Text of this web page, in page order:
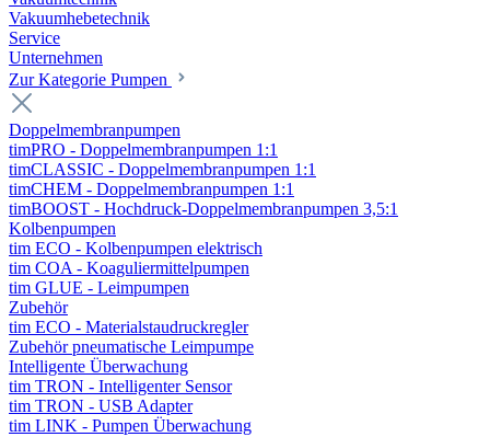
Vakuumhebetechnik
Service
Unternehmen
Zur Kategorie Pumpen
Doppelmembranpumpen
timPRO - Doppelmembranpumpen 1:1
timCLASSIC - Doppelmembranpumpen 1:1
timCHEM - Doppelmembranpumpen 1:1
timBOOST - Hochdruck-Doppelmembranpumpen 3,5:1
Kolbenpumpen
tim ECO - Kolbenpumpen elektrisch
tim COA - Koaguliermittelpumpen
tim GLUE - Leimpumpen
Zubehör
tim ECO - Materialstaudruckregler
Zubehör pneumatische Leimpumpe
Intelligente Überwachung
tim TRON - Intelligenter Sensor
tim TRON - USB Adapter
tim LINK - Pumpen Überwachung